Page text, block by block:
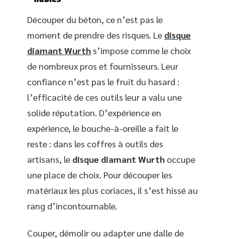
Découper du béton, ce n’est pas le
moment de prendre des risques. Le disque
diamant Wurth s’impose comme le choix
de nombreux pros et fournisseurs. Leur
confiance n’est pas le fruit du hasard :
l’efficacité de ces outils leur a valu une
solide réputation. D’expérience en
expérience, le bouche-à-oreille a fait le
reste : dans les coffres à outils des
artisans, le disque diamant Wurth occupe
une place de choix. Pour découper les
matériaux les plus coriaces, il s’est hissé au
rang d’incontournable.
Couper, démolir ou adapter une dalle de